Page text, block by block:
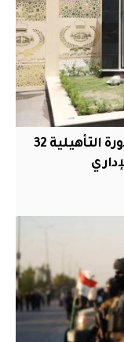
الداخلية تعلن فتح باب التقديم للدورة التأهيلية 32